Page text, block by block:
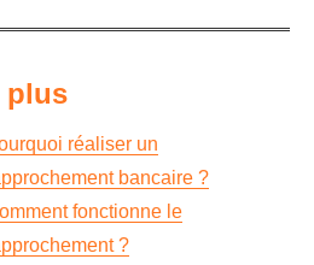
plus
réaliser un
bancaire ?
fonctionne le
?